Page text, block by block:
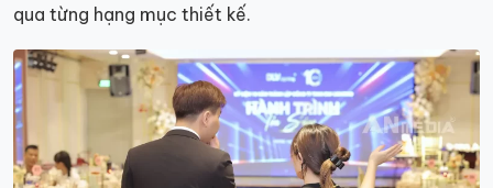
qua từng hạng mục thiết kế.